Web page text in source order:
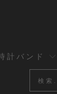
計バンド